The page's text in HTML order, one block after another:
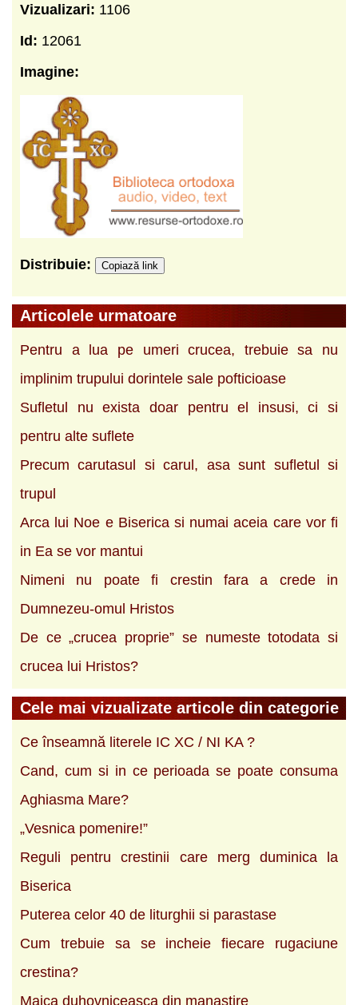
Vizualizari: 1106
Id: 12061
Imagine:
Distribuie: Copiază link
Articolele urmatoare
Pentru a lua pe umeri crucea, trebuie sa nu
implinim trupului dorintele sale pofticioase
Sufletul nu exista doar pentru el insusi, ci si
pentru alte suflete
Precum carutasul si carul, asa sunt sufletul si
trupul
Arca lui Noe e Biserica si numai aceia care vor fi
in Ea se vor mantui
Nimeni nu poate fi crestin fara a crede in
Dumnezeu-omul Hristos
De ce „crucea proprie” se numeste totodata si
crucea lui Hristos?
Cele mai vizualizate articole din categorie
Ce înseamnă literele IC XC / NI KA ?
Cand, cum si in ce perioada se poate consuma
Aghiasma Mare?
„Vesnica pomenire!”
Reguli pentru crestinii care merg duminica la
Biserica
Puterea celor 40 de liturghii si parastase
Cum trebuie sa se incheie fiecare rugaciune
crestina?
Maica duhovniceasca din manastire